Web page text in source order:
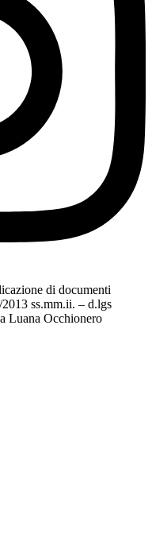
di documenti
ss.mm.ii. – d.lgs
Luana Occhionero